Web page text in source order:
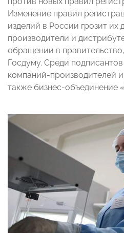
Изменение правил
изделий в России грозит их
производители и
обращении в
Госдуму. Среди
компаний-производителей
также бизнес-